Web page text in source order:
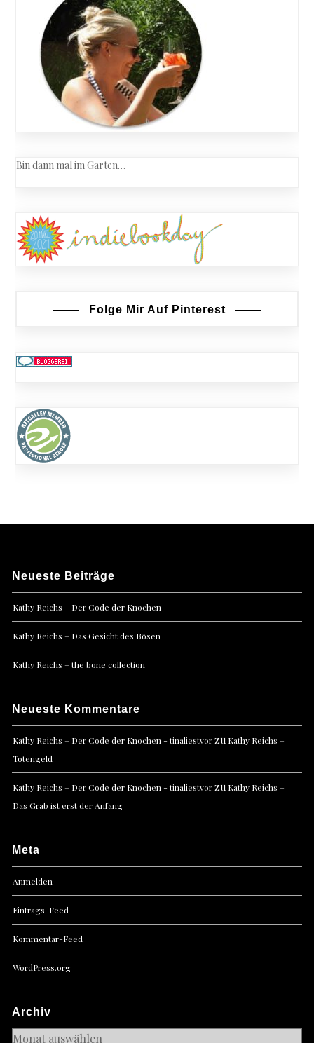
Bin dann mal im Garten…
Folge Mir Auf Pinterest
Neueste Beiträge
Kathy Reichs – Der Code der Knochen
Kathy Reichs – Das Gesicht des Bösen
Kathy Reichs – the bone collection
Neueste Kommentare
Kathy Reichs – Der Code der Knochen - tinaliestvorzu Kathy Reichs –
Totengeld
Kathy Reichs – Der Code der Knochen - tinaliestvorzu Kathy Reichs –
Das Grab ist erst der Anfang
Meta
Anmelden
Eintrags-Feed
Kommentar-Feed
WordPress.org
Archiv
Archiv